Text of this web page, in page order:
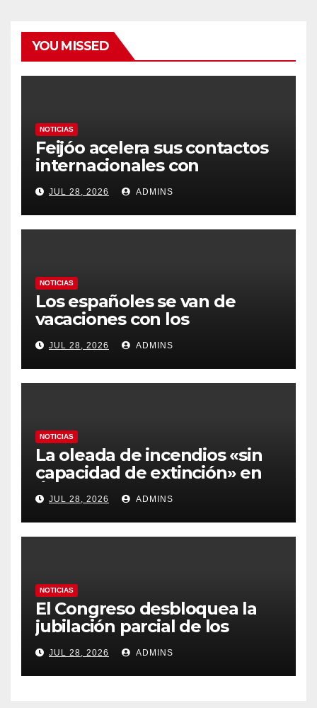
YOU MISSED
NOTICIAS
Feijóo acelera sus contactos
internacionales con
Latinoamérica como socio
prioritario en su agenda de
gobierno
JUL 28, 2026 ADMINS
NOTICIAS
Los españoles se van de
vacaciones con los
carburantes hasta un 21%
más caros que el año pasado
y los hoteles disparados
JUL 28, 2026 ADMINS
NOTICIAS
La oleada de incendios «sin
capacidad de extinción» en
Ávila y al oeste de Madrid
obliga a declarar la
emergencia nacional
JUL 28, 2026 ADMINS
NOTICIAS
El Congreso desbloquea la
jubilación parcial de los
trabajadores laborales del
sector público
JUL 28, 2026 ADMINS